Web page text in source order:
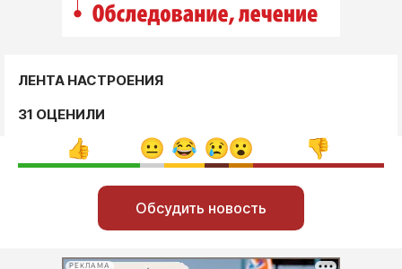
ЛЕНТА НАСТРОЕНИЯ
31 ОЦЕНИЛИ
Обсудить новость
РЕКЛАМА